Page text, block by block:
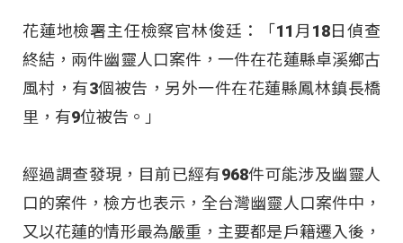
花蓮地檢署主任檢察官林俊廷：「11月18日偵查
終結，兩件幽靈人口案件，一件在花蓮縣卓溪鄉古
風村，有3個被告，另外一件在花蓮縣鳳林鎮長橋
里，有9位被告。」
經過調查發現，目前已經有968件可能涉及幽靈人
口的案件，檢方也表示，全台灣幽靈人口案件中，
又以花蓮的情形最為嚴重，主要都是戶籍遷入後，